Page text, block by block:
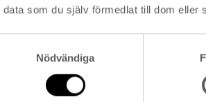
data som du själv förmedlat till dom eller
Nödvändiga